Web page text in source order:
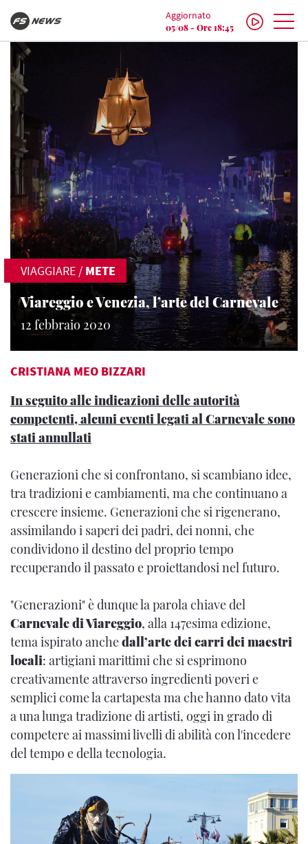
Aggiornato
05/08 - Ore 18:45
VIAGGIARE / METE
Viareggio e Venezia, l’arte del Carnevale
12 febbraio 2020
CRISTIANA MEO BIZZARI
In seguito alle indicazioni delle autorità
competenti, alcuni eventi legati al Carnevale sono
stati annullati
Generazioni che si confrontano, si scambiano idee,
tra tradizioni e cambiamenti, ma che continuano a
crescere insieme. Generazioni che si rigenerano,
assimilando i saperi dei padri, dei nonni, che
condividono il destino del proprio tempo
recuperando il passato e proiettandosi nel futuro.
"Generazioni" è dunque la parola chiave del
Carnevale di Viareggio, alla 147esima edizione,
tema ispirato anchedall’arte dei carri dei maestri
locali: artigiani marittimi che si esprimono
creativamente attraverso ingredienti poveri e
semplici come la cartapesta ma che hanno dato vita
a una lunga tradizione di artisti, oggi in grado di
competere ai massimi livelli di abilità con l'incedere
del tempo e della tecnologia.